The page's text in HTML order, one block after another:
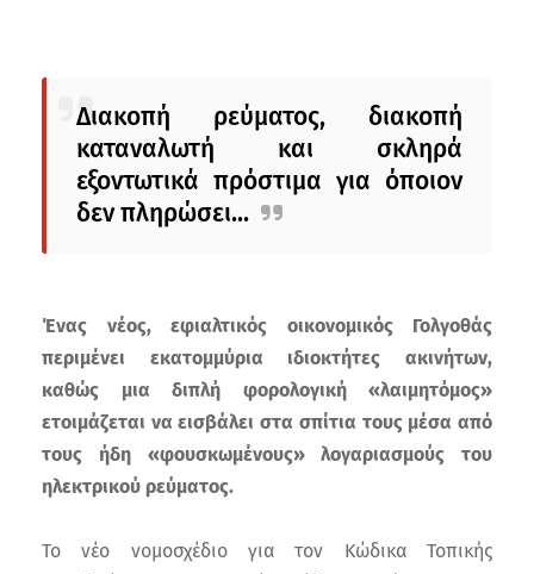
Διακοπή ρεύματος, διακοπή
καταναλωτή και σκληρά
εξοντωτικά πρόστιμα για όποιον
δεν πληρώσει...
Ένας νέος, εφιαλτικός οικονομικός Γολγοθάς
περιμένει εκατομμύρια ιδιοκτήτες ακινήτων,
καθώς μια διπλή φορολογική «λαιμητόμος»
ετοιμάζεται να εισβάλει στα σπίτια τους μέσα από
τους ήδη «φουσκωμένους» λογαριασμούς του
ηλεκτρικού ρεύματος.
Το νέο νομοσχέδιο για τον Κώδικα Τοπικής